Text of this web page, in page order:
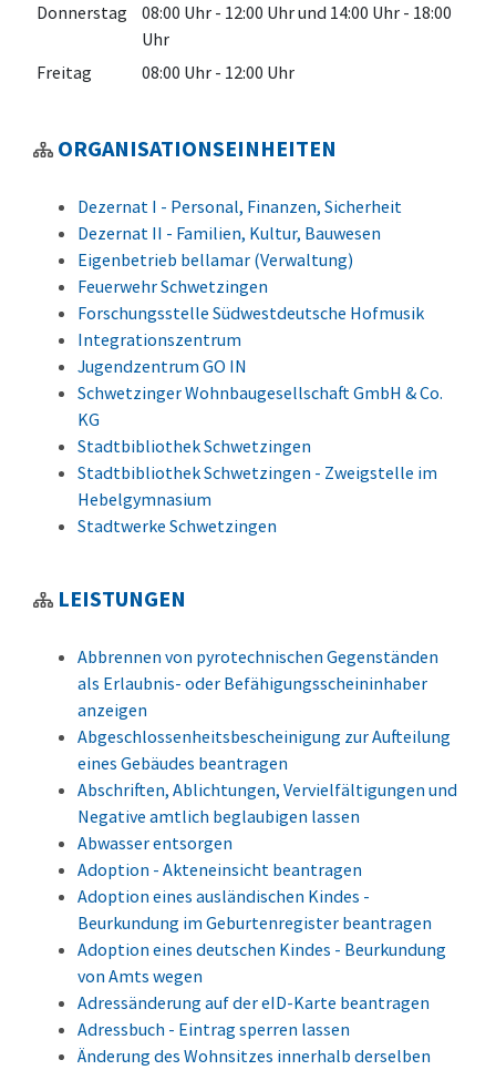
Donnerstag
08:00 Uhr - 12:00 Uhrund 14:00 Uhr - 18:00
Uhr
Freitag
08:00 Uhr - 12:00 Uhr
ORGANISATIONSEINHEITEN
Dezernat I - Personal, Finanzen, Sicherheit
Dezernat II - Familien, Kultur, Bauwesen
Eigenbetrieb bellamar (Verwaltung)
Feuerwehr Schwetzingen
Forschungsstelle Südwestdeutsche Hofmusik
Integrationszentrum
Jugendzentrum GO IN
Schwetzinger Wohnbaugesellschaft GmbH & Co.
KG
Stadtbibliothek Schwetzingen
Stadtbibliothek Schwetzingen - Zweigstelle im
Hebelgymnasium
Stadtwerke Schwetzingen
LEISTUNGEN
Abbrennen von pyrotechnischen Gegenständen
als Erlaubnis- oder Befähigungsscheininhaber
anzeigen
Abgeschlossenheitsbescheinigung zur Aufteilung
eines Gebäudes beantragen
Abschriften, Ablichtungen, Vervielfältigungen und
Negative amtlich beglaubigen lassen
Abwasser entsorgen
Adoption - Akteneinsicht beantragen
Adoption eines ausländischen Kindes -
Beurkundung im Geburtenregister beantragen
Adoption eines deutschen Kindes - Beurkundung
von Amts wegen
Adressänderung auf der eID-Karte beantragen
Adressbuch - Eintrag sperren lassen
Änderung des Wohnsitzes innerhalb derselben